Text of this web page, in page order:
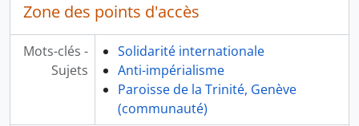
Zone des points d'accès
Mots-clés -
Sujets
Solidarité internationale
Anti-impérialisme
Paroisse de la Trinité, Genève
(communauté)